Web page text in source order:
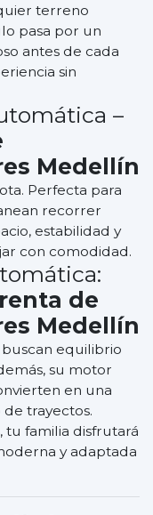
terreno
pasa por un
antes de cada
sin
–
Medellín
Perfecta para
recorrer
estabilidad y
con comodidad.
renta de
Medellín
equilibrio
su motor
en una
trayectos.
tu familia disfrutará
y adaptada